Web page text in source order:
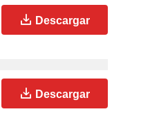
Descargar
Descargar